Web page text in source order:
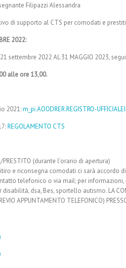
Filipazzi Alessandra
di supporto al CTS per comodati e
2022:
settembre 2022 AL 31 MAGGIO 2023,
alle ore 13,00.
2021:m_pi.AOODRER.REGISTRO-
REGOLAMENTO CTS
PRESTITO (durante l’orario di apertura)
e riconsegna comodati ci sarà accordo
telefonico o via mail; per informazioni,
disabilità, dsa, Bes, sportello autismo. LA
APPUNTAMENTO TELEFONICO)